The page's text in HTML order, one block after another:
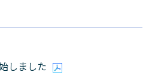
しました